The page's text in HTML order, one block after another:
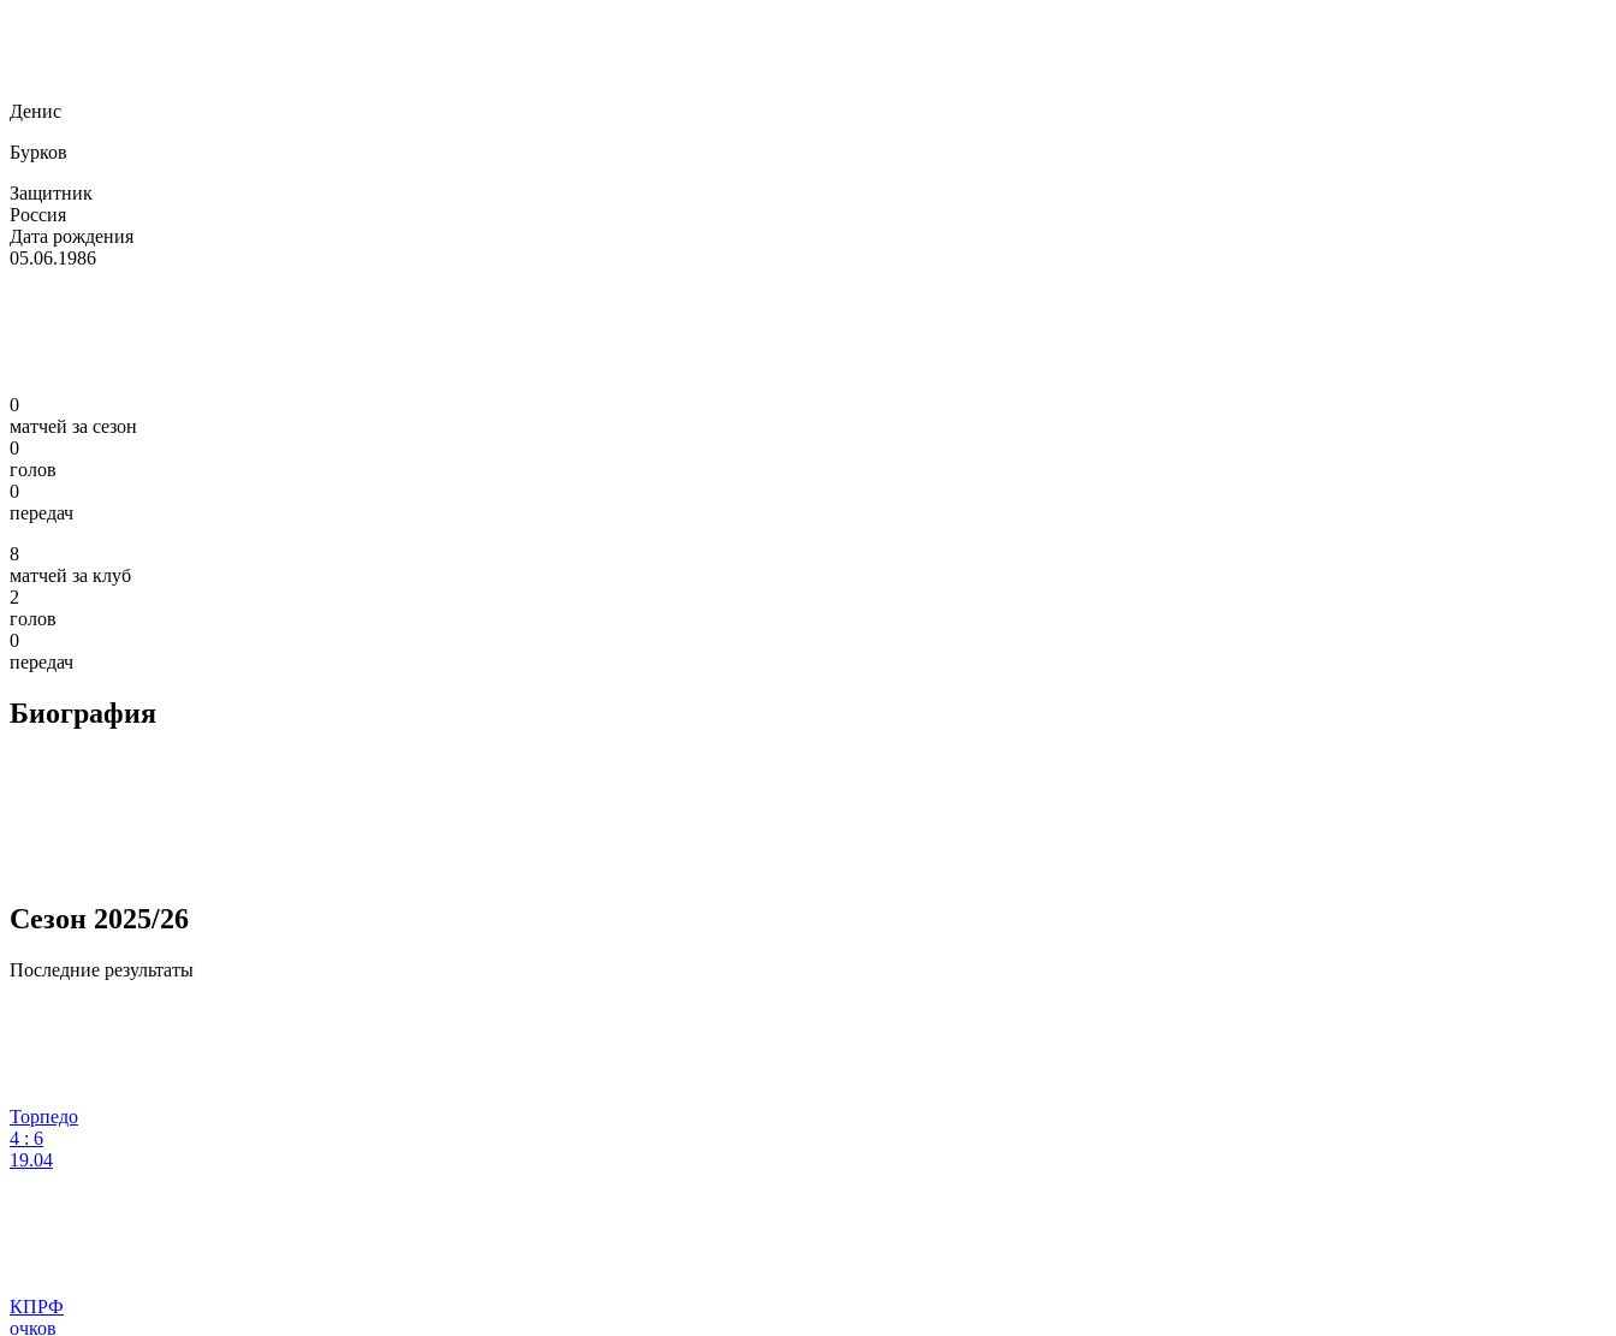
Денис
Бурков
Защитник
Россия
Дата рождения
05.06.1986
0
матчей за сезон
0
голов
0
передач
8
матчей за клуб
2
голов
0
передач
Биография
Сезон 2025/26
Последние результаты
Торпедо
4 : 6
19.04
КПРФ
очков